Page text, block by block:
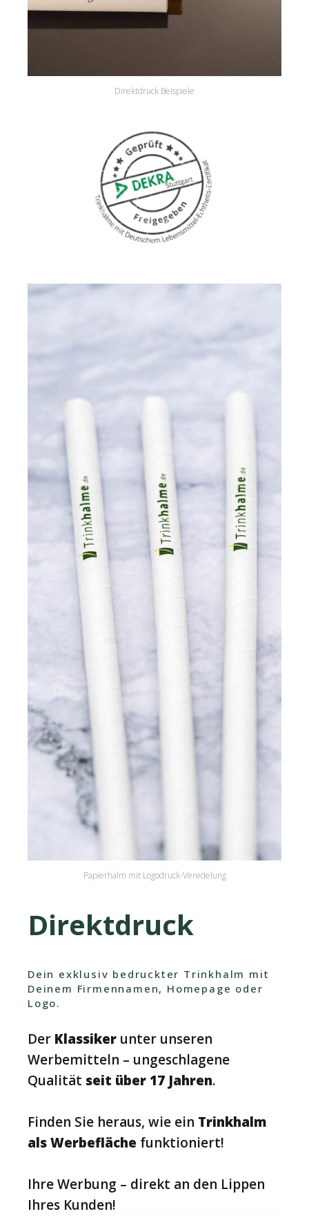
Direktdruck
Dein exklusiv bedruckter Trinkhalm mit
Deinem Firmennamen, Homepage oder
Logo.
Der Klassiker unter unseren
Werbemitteln – ungeschlagene
Qualität seit über 17 Jahren.
Finden Sie heraus, wie ein Trinkhalm
als Werbefläche funktioniert!
Ihre Werbung – direkt an den Lippen
Ihres Kunden!
Direktdruck Beispiele
Papierhalm mit Logodruck-Veredelung